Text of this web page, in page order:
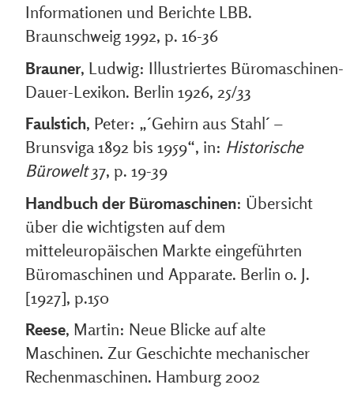
Informationen und Berichte LBB.
Braunschweig 1992, p. 16-36
Brauner, Ludwig: Illustriertes Büromaschinen-
Dauer-Lexikon. Berlin 1926, 25/33
Faulstich, Peter: „´Gehirn aus Stahl´ –
Brunsviga 1892 bis 1959“, in: Historische
Bürowelt37, p. 19-39
Handbuch der Büromaschinen: Übersicht
über die wichtigsten auf dem
mitteleuropäischen Markte eingeführten
Büromaschinen und Apparate. Berlin o. J.
[1927], p.150
Reese, Martin: Neue Blicke auf alte
Maschinen. Zur Geschichte mechanischer
Rechenmaschinen. Hamburg 2002